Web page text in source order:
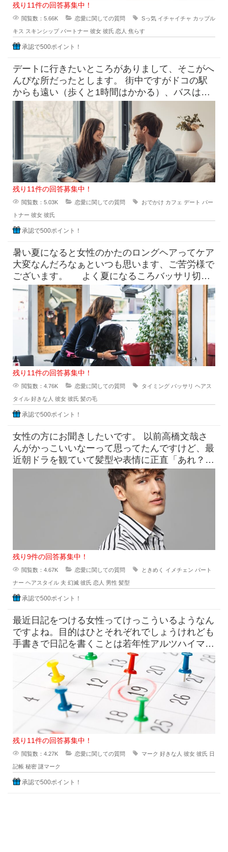
残り11件の回答募集中！
閲覧数：5.66K 恋愛に関しての質問 Sっ気 イチャイチャ カップル
キス スキンシップ パートナー 彼女 彼氏 恋人 焦らす
承認で500ポイント！
デートに行きたいところがありまして、そこがへ
んぴな所だったとします。 街中ですがドコの駅
からも遠い（歩くと1時間はかかる）、バスは出
てるけど本数少なめ。 目
残り11件の回答募集中！
閲覧数：5.03K 恋愛に関しての質問 おでかけ カフェ デート パー
トナー 彼女 彼氏
承認で500ポイント！
暑い夏になると女性のかたのロングヘアってケア
大変なんだろなぁといつも思います、ご苦労様で
ございます。 よく夏になるころバッサリ切っ
たらどうなのよって言っ
残り11件の回答募集中！
閲覧数：4.76K 恋愛に関しての質問 タイミング バッサリ ヘアス
タイル 好きな人 彼女 彼氏 髪の毛
承認で500ポイント！
女性の方にお聞きしたいです。 以前高橋文哉さ
んがかっこいいなーって思ってたんですけど、最
近朝ドラを観ていて髪型や表情に正直「あれ？こ
んなんだっけ？」みたいにな
残り9件の回答募集中！
閲覧数：4.67K 恋愛に関しての質問 ときめく イメチェン パート
ナー ヘアスタイル 夫 幻滅 彼氏 恋人 男性 髪型
承認で500ポイント！
最近日記をつける女性ってけっこういるようなん
ですよね。目的はひとそれぞれでしょうけれども
手書きで日記を書くことは若年性アルツハイマー
にも効果はすこしくらいは貢献
残り11件の回答募集中！
閲覧数：4.27K 恋愛に関しての質問 マーク 好きな人 彼女 彼氏 日
記帳 秘密 謎マーク
承認で500ポイント！